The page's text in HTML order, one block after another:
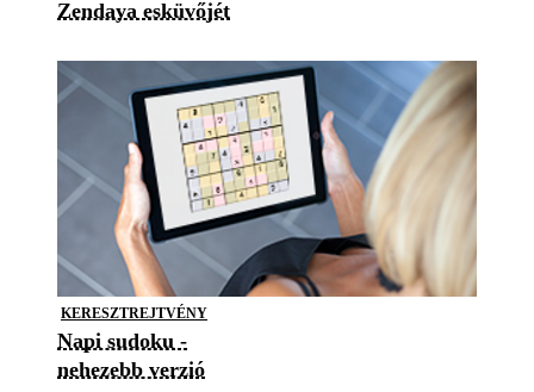
Zendaya esküvőjét
KERESZTREJTVÉNY
Napi sudoku -
nehezebb verzió